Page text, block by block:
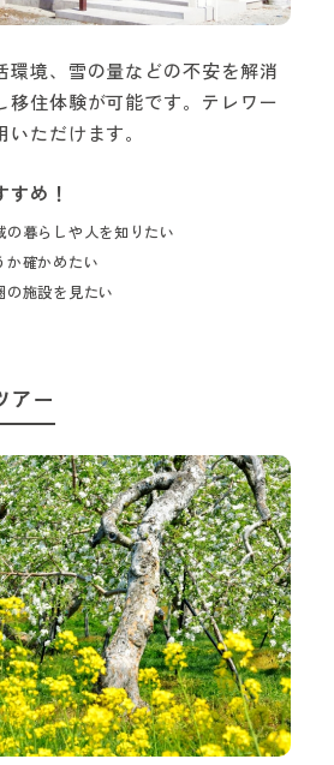
環境、雪の量などの不安を解消
移住体験が可能です。テレワー
ただけます。
すめ！
暮らしや人を知りたい
確かめたい
施設を見たい
アー